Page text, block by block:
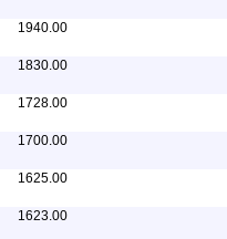
1940.00
1830.00
1728.00
1700.00
1625.00
1623.00